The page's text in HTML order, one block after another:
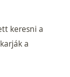
keresni a
a